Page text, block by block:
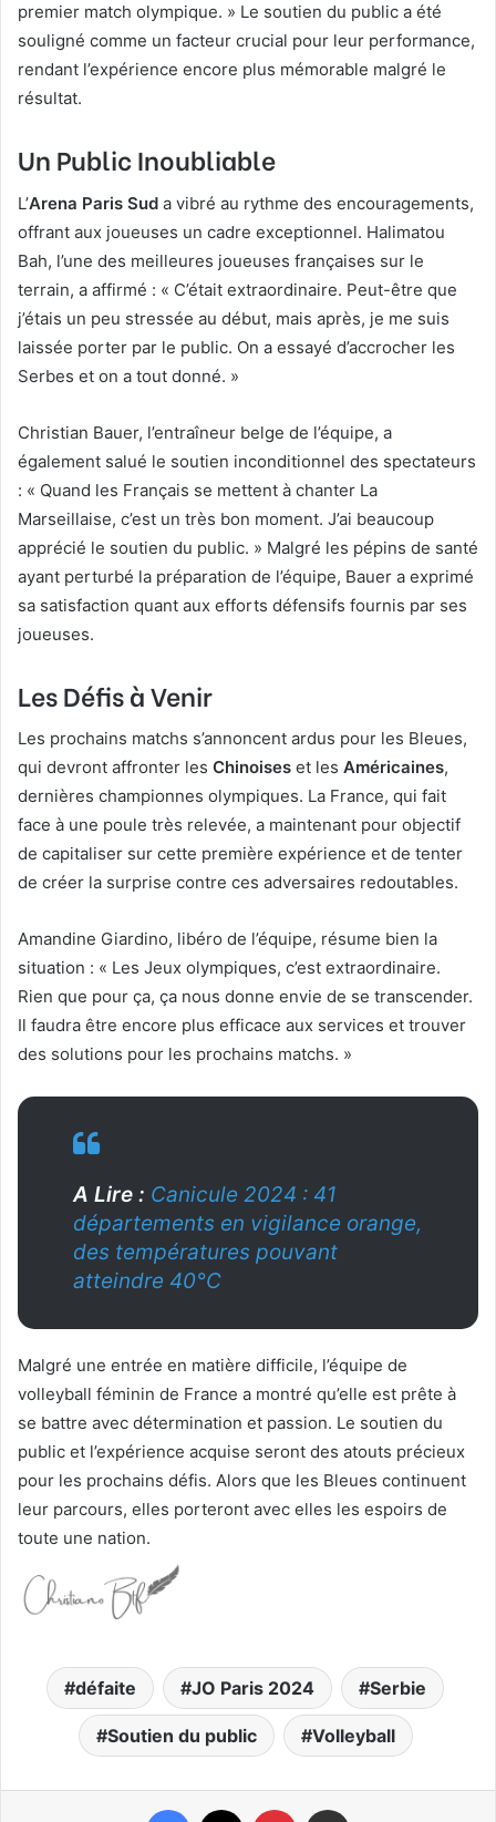
premier match olympique. » Le soutien du public a été
souligné comme un facteur crucial pour leur performance,
rendant l’expérience encore plus mémorable malgré le
résultat.
Un Public Inoubliable
L’Arena Paris Sud a vibré au rythme des encouragements,
offrant aux joueuses un cadre exceptionnel. Halimatou
Bah, l’une des meilleures joueuses françaises sur le
terrain, a affirmé : « C’était extraordinaire. Peut-être que
j’étais un peu stressée au début, mais après, je me suis
laissée porter par le public. On a essayé d’accrocher les
Serbes et on a tout donné. »
Christian Bauer, l’entraîneur belge de l’équipe, a
également salué le soutien inconditionnel des spectateurs
: « Quand les Français se mettent à chanter La
Marseillaise, c’est un très bon moment. J’ai beaucoup
apprécié le soutien du public. » Malgré les pépins de santé
ayant perturbé la préparation de l’équipe, Bauer a exprimé
sa satisfaction quant aux efforts défensifs fournis par ses
joueuses.
Les Défis à Venir
Les prochains matchs s’annoncent ardus pour les Bleues,
qui devront affronter les Chinoises et les Américaines,
dernières championnes olympiques. La France, qui fait
face à une poule très relevée, a maintenant pour objectif
de capitaliser sur cette première expérience et de tenter
de créer la surprise contre ces adversaires redoutables.
Amandine Giardino, libéro de l’équipe, résume bien la
situation : « Les Jeux olympiques, c’est extraordinaire.
Rien que pour ça, ça nous donne envie de se transcender.
Il faudra être encore plus efficace aux services et trouver
des solutions pour les prochains matchs. »
A Lire : Canicule 2024 : 41
départements en vigilance orange,
des températures pouvant
atteindre 40°C
Malgré une entrée en matière difficile, l’équipe de
volleyball féminin de France a montré qu’elle est prête à
se battre avec détermination et passion. Le soutien du
public et l’expérience acquise seront des atouts précieux
pour les prochains défis. Alors que les Bleues continuent
leur parcours, elles porteront avec elles les espoirs de
toute une nation.
défaite JO Paris 2024 Serbie
Soutien du public Volleyball